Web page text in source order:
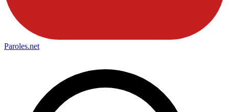
Paroles.net